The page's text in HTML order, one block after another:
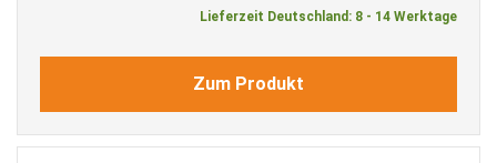
Lieferzeit Deutschland: 8 - 14 Werktage
Zum Produkt